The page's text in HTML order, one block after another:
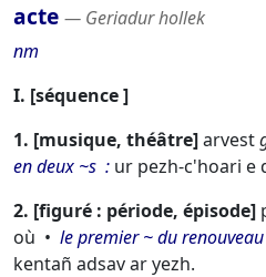
acte ― Geriadur hollek
nm
I. séquence
1. musique, théâtre arvest
en deux ~s
ur pezh-c'hoari e
2. figuré : période, épisode
où
le premier ~ du
kentañ adsav ar yezh.